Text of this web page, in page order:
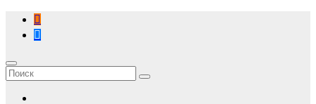
Перейти
содержимому